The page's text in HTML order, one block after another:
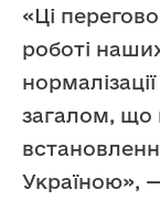
«Ці
роботі
загалом, що
Україною»,